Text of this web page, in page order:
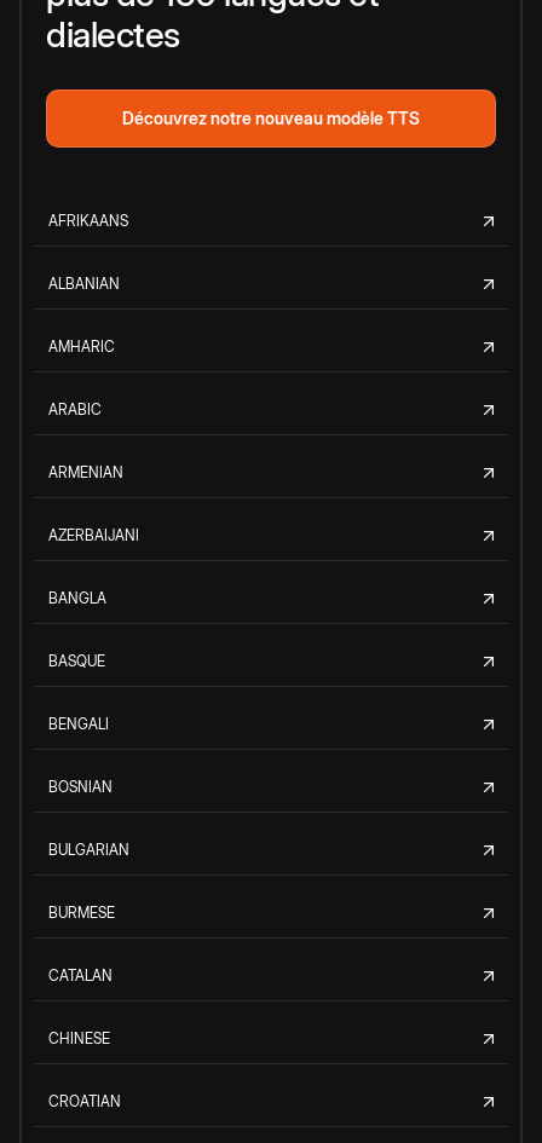
dialectes
Découvrez notre nouveau modèle TTS
AFRIKAANS
ALBANIAN
AMHARIC
ARABIC
ARMENIAN
AZERBAIJANI
BANGLA
BASQUE
BENGALI
BOSNIAN
BULGARIAN
BURMESE
CATALAN
CHINESE
CROATIAN